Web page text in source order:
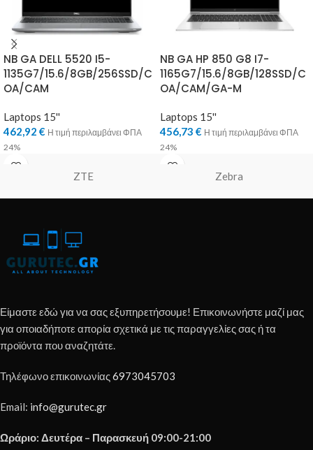
NB GA DELL 5520 I5-
1135G7/15.6/8GB/256SSD/C
OA/CAM
Laptops 15''
462,92 € Η τιμή περιλαμβάνει ΦΠΑ
24%
NB GA HP 850 G8 I7-
1165G7/15.6/8GB/128SSD/C
OA/CAM/GA-M
Laptops 15''
456,73 € Η τιμή περιλαμβάνει ΦΠΑ
24%
ZTE Zebra
Είμαστε εδώ για να σας εξυπηρετήσουμε! Επικοινωνήστε μαζί μας
για οποιαδήποτε απορία σχετικά με τις παραγγελίες σας ή τα
προϊόντα που αναζητάτε.
Τηλέφωνο επικοινωνίας6973045703
Email: info@gurutec.gr
Ωράριο: Δευτέρα – Παρασκευή 09:00-21:00